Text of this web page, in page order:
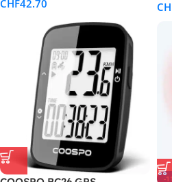
CHF42.70
-